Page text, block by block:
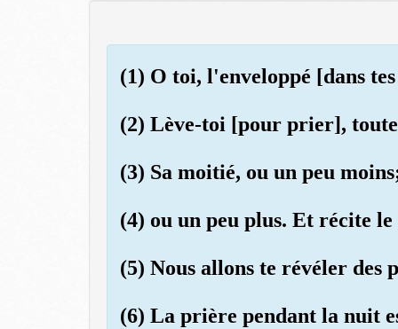
(1) O toi, l'enveloppé [dans
(2) Lève-toi [pour prier],
(3) Sa moitié, ou un peu
(4) ou un peu plus. Et récite
(5) Nous allons te révéler des
(6) La prière pendant la nuit